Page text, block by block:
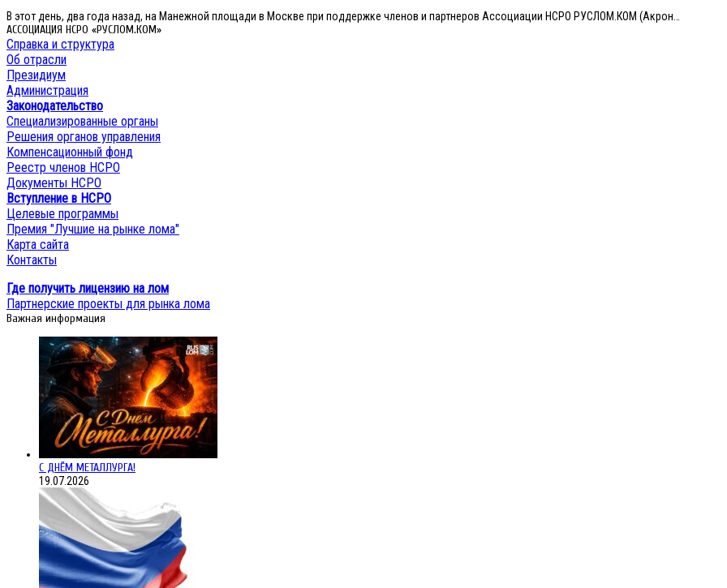
Международного
союза
неправительственных
организаций
«Ассамблея
Народов
Мира»
проведена
торжественная
патриотическая
акция
на
Красной
Площади
В этот день, два года назад, на Манежной площади в Москве при поддержке членов и партнеров Ассоциации НСРО РУСЛОМ.КОM (Акрон…
АССОЦИАЦИЯ НСРО «РУСЛОМ.КОМ»
Справка и структура
Об отрасли
Президиум
Администрация
Законодательство
Специализированные органы
Решения органов управления
Компенсационный фонд
Реестр членов НСРО
Документы НСРО
Вступление в НСРО
Целевые программы
Премия "Лучшие на рынке лома"
Карта сайта
Контакты
Где получить лицензию на лом
Партнерские проекты для рынка лома
Важная информация
С ДНЁМ МЕТАЛЛУРГА!
19.07.2026